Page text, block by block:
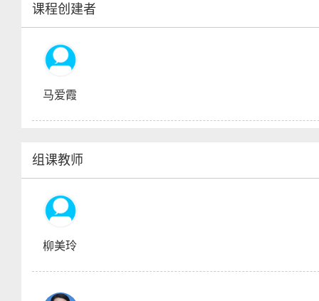
课程创建者
马爱霞
组课教师
柳美玲